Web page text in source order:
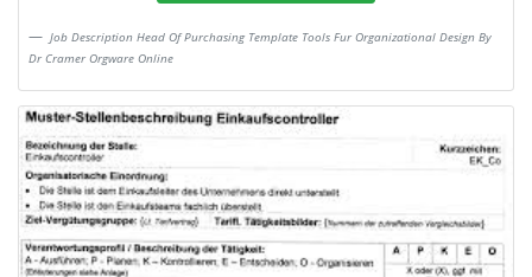
Job Description Head Of Purchasing Template Tools Fur Organizational Design By
Dr Cramer Orgware Online